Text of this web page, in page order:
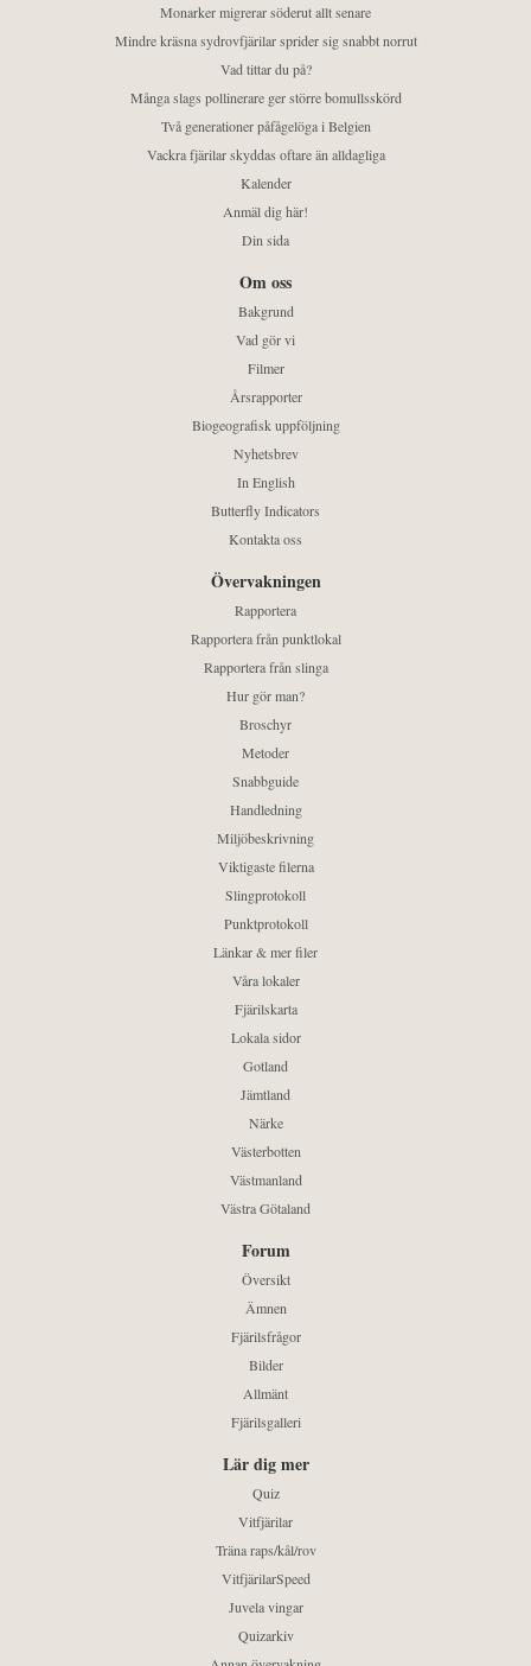
Monarker migrerar söderut allt senare
Mindre kräsna sydrovfjärilar sprider sig snabbt norrut
Vad tittar du på?
Många slags pollinerare ger större bomullsskörd
Två generationer påfågelöga i Belgien
Vackra fjärilar skyddas oftare än alldagliga
Kalender
Anmäl dig här!
Din sida
Om oss
Bakgrund
Vad gör vi
Filmer
Årsrapporter
Biogeografisk uppföljning
Nyhetsbrev
In English
Butterfly Indicators
Kontakta oss
Övervakningen
Rapportera
Rapportera från punktlokal
Rapportera från slinga
Hur gör man?
Broschyr
Metoder
Snabbguide
Handledning
Miljöbeskrivning
Viktigaste filerna
Slingprotokoll
Punktprotokoll
Länkar & mer filer
Våra lokaler
Fjärilskarta
Lokala sidor
Gotland
Jämtland
Närke
Västerbotten
Västmanland
Västra Götaland
Forum
Översikt
Ämnen
Fjärilsfrågor
Bilder
Allmänt
Fjärilsgalleri
Lär dig mer
Quiz
Vitfjärilar
Träna raps/kål/rov
VitfjärilarSpeed
Juvela vingar
Quizarkiv